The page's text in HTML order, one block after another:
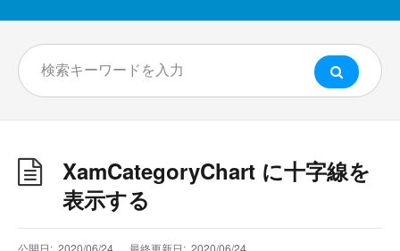
XamCategoryChart に十字線を
表示する
公開日: 2020/06/24 最終更新日: 2020/06/24